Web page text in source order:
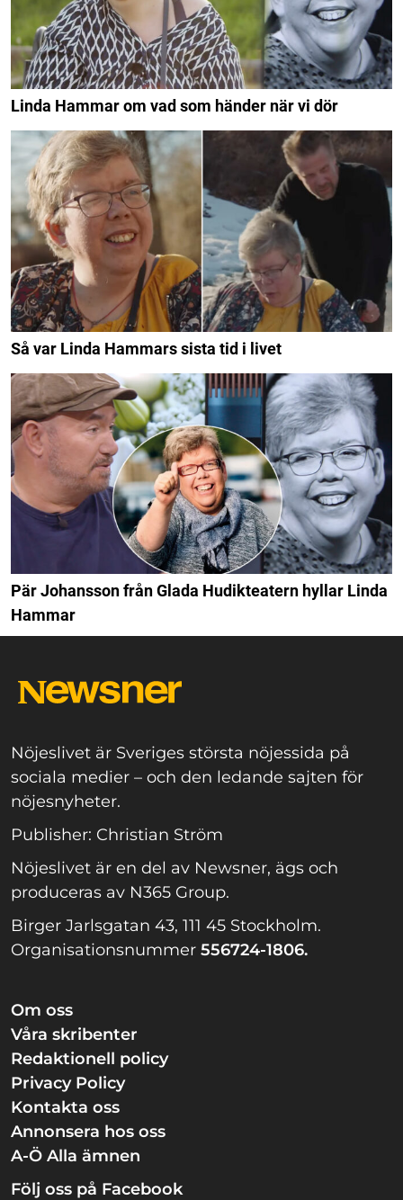
Linda Hammar om vad som händer när vi dör
Så var Linda Hammars sista tid i livet
Pär Johansson från Glada Hudikteatern hyllar Linda
Hammar
Nöjeslivet är Sveriges största nöjessida på
sociala medier – och den ledande sajten för
nöjesnyheter.
Publisher: Christian Ström
Nöjeslivet är en del av Newsner, ägs och
produceras av N365 Group.
Birger Jarlsgatan 43, 111 45 Stockholm.
Organisationsnummer 556724-1806.
Om oss
Våra skribenter
Redaktionell policy
Privacy Policy
Kontakta oss
Annonsera hos oss
A-Ö Alla ämnen
Följ oss på Facebook